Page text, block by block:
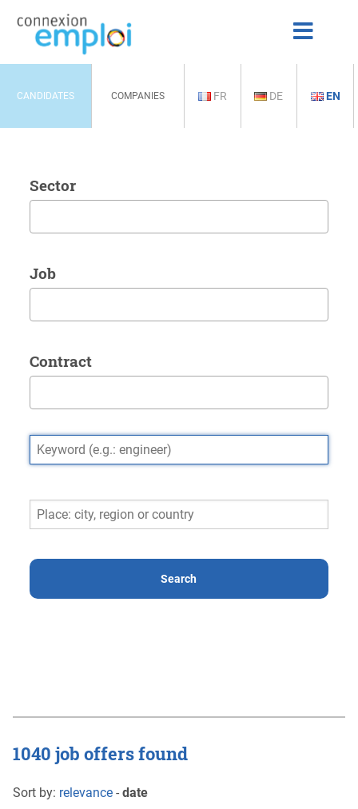
CANDIDATES COMPANIES FR DE EN
Sector
Job
Contract
1040 job offers found
Sort by: relevance - date